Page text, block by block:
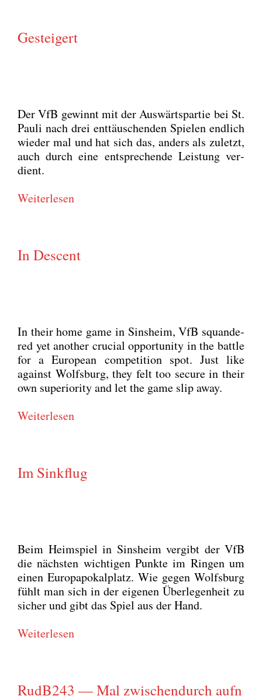
Gesteigert
Der VfB gewinnt mit der Aus­wärts­par­tie bei St.
Pau­li nach drei ent­täu­schen­den Spie­len end­lich
wie­der mal und hat sich das, anders als zuletzt,
auch durch eine ent­spre­chen­de Leis­tung ver­
dient.
Wei­ter­le­sen
In Descent
In their home game in Sins­heim, VfB squan­de­
red yet ano­ther cru­cial oppor­tu­ni­ty in the batt­le
for a Euro­pean com­pe­ti­ti­on spot. Just like
against Wolfs­burg, they felt too secu­re in their
own supe­rio­ri­ty and let the game slip away.
Wei­ter­le­sen
Im Sinkflug
Beim Heim­spiel in Sins­heim ver­gibt der VfB
die nächs­ten wich­ti­gen Punk­te im Rin­gen um
einen Euro­pa­po­kal­platz. Wie gegen Wolfs­burg
fühlt man sich in der eige­nen Über­le­gen­heit zu
sicher und gibt das Spiel aus der Hand.
Wei­ter­le­sen
RudB243 — Mal zwischendurch aufn